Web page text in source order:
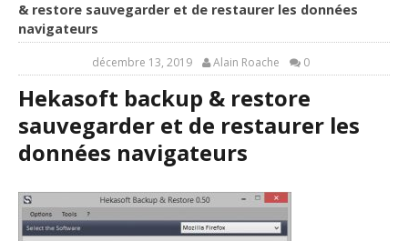
& restore sauvegarder et de restaurer les données
navigateurs
décembre 13, 2019 Alain Roache 0
Hekasoft backup & restore
sauvegarder et de restaurer les
données navigateurs